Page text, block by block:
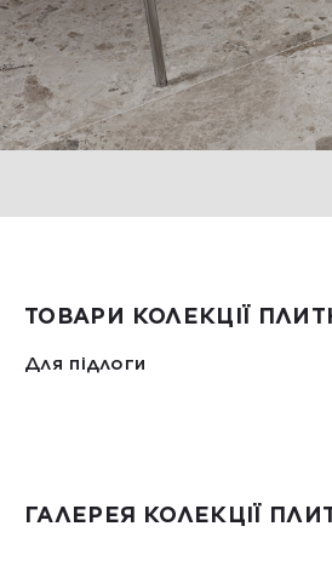
ТОВАРИ КОЛЕКЦІЇ
Для підлоги
ГАЛЕРЕЯ КОЛЕКЦІЇ